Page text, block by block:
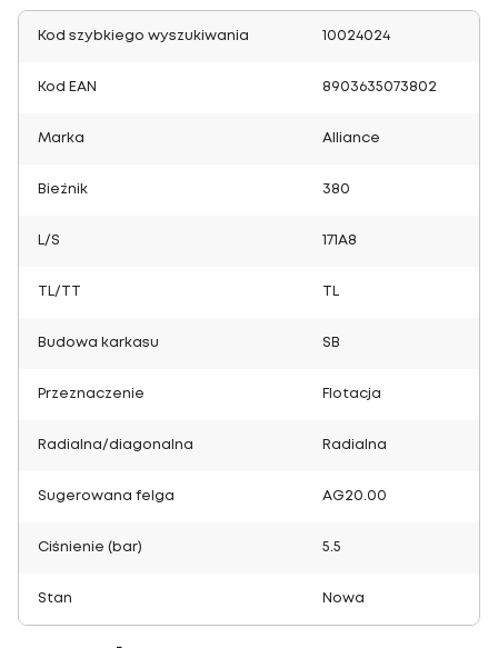
Kod szybkiego wyszukiwania 10024024
Kod EAN 8903635073802
Marka Alliance
Bieżnik 380
L/S 171A8
TL/TT
Budowa karkasu SB
Przeznaczenie Flotacja
Radialna/diagonalna Radialna
Sugerowana felga AG20.00
Ciśnienie (bar) 5.5
Stan Nowa